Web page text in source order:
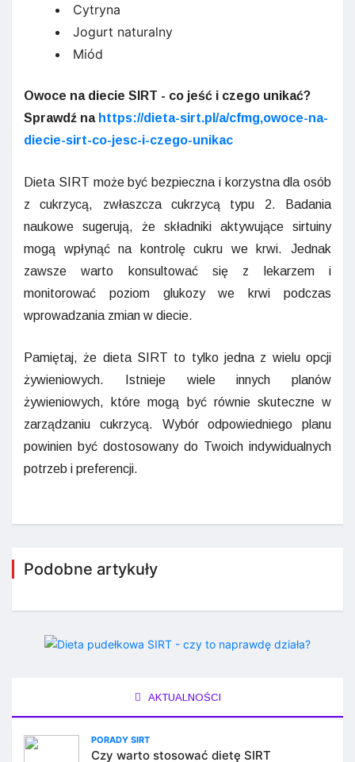
Cytryna
Jogurt naturalny
Miód
Owoce na diecie SIRT - co jeść i czego unikać?
Sprawdź na https://dieta-sirt.pl/a/cfmg,owoce-na-
diecie-sirt-co-jesc-i-czego-unikac
Dieta SIRT może być bezpieczna i korzystna dla osób
z cukrzycą, zwłaszcza cukrzycą typu 2. Badania
naukowe sugerują, że składniki aktywujące sirtuiny
mogą wpłynąć na kontrolę cukru we krwi. Jednak
zawsze warto konsultować się z lekarzem i
monitorować poziom glukozy we krwi podczas
wprowadzania zmian w diecie.
Pamiętaj, że dieta SIRT to tylko jedna z wielu opcji
żywieniowych. Istnieje wiele innych planów
żywieniowych, które mogą być równie skuteczne w
zarządzaniu cukrzycą. Wybór odpowiedniego planu
powinien być dostosowany do Twoich indywidualnych
potrzeb i preferencji.
Podobne artykuły
AKTUALNOŚCI
PORADY SIRT
Czy warto stosować dietę SIRT